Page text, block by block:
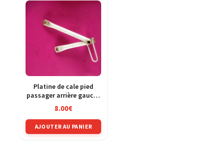
Platine de cale pied
passager arrière gauche
Honda 125 NX Transcity
jd12
8.00€
AJOUTER AU PANIER